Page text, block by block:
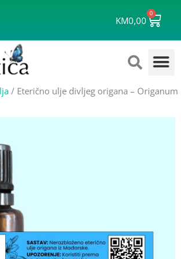
KM0,00
0
Cart
/ Eterično ulje divljeg origana – Origanum